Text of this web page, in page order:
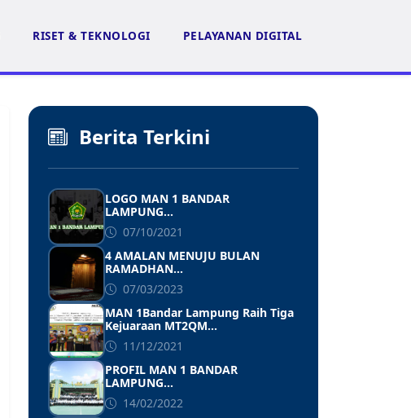
RISET & TEKNOLOGI PELAYANAN DIGITAL
Berita Terkini
LOGO MAN 1 BANDAR
LAMPUNG...
07/10/2021
4 AMALAN MENUJU BULAN
RAMADHAN...
07/03/2023
MAN 1Bandar Lampung Raih Tiga
Kejuaraan MT2QM...
11/12/2021
PROFIL MAN 1 BANDAR
LAMPUNG...
14/02/2022